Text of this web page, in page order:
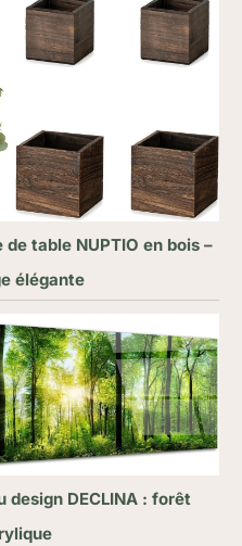
table NUPTIO en bois –
élégante
design DECLINA : forêt